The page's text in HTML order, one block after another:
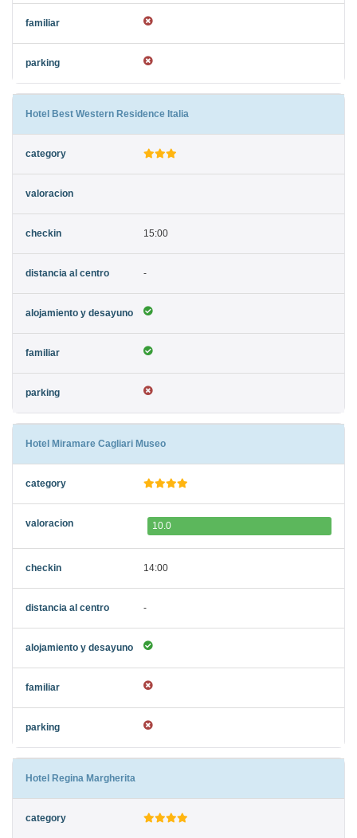
Hotel Best Western Residence Italia
15:00
-
Hotel Miramare Cagliari Museo
10.0
14:00
-
Hotel Regina Margherita